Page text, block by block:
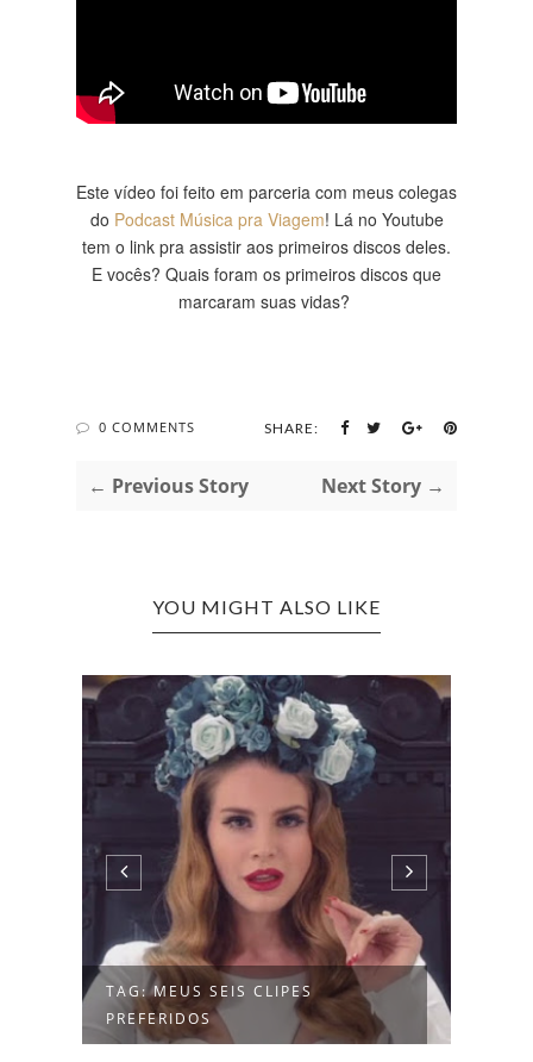
Este vídeo foi feito em parceria com meus colegas
do Podcast Música pra Viagem! Lá no Youtube
tem o link pra assistir aos primeiros discos deles.
E vocês? Quais foram os primeiros discos que
marcaram suas vidas?
0 COMMENTS SHARE:
← Previous Story Next Story →
YOU MIGHT ALSO LIKE
TAG: MEUS SEIS CLIPES
PREFERIDOS